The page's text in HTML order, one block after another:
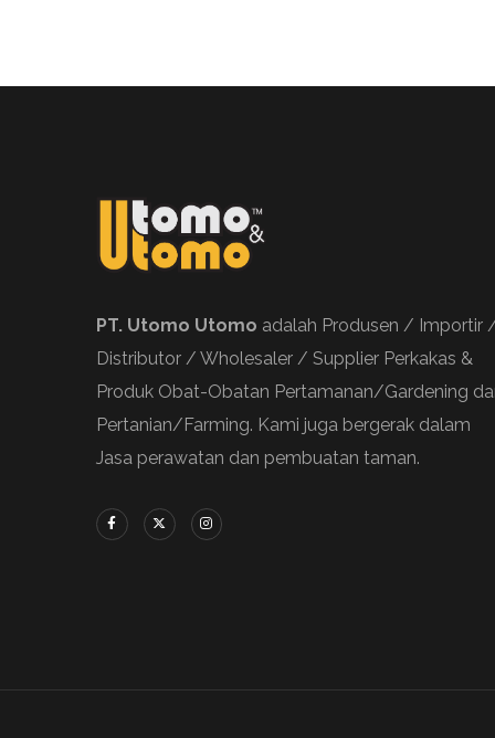
PT. Utomo Utomo adalah Produsen / Importir
Distributor / Wholesaler / Supplier Perkakas &
Produk Obat-Obatan Pertamanan/Gardening
Pertanian/Farming. Kami juga bergerak dalam
Jasa perawatan dan pembuatan taman.